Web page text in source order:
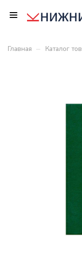
Главная – Каталог